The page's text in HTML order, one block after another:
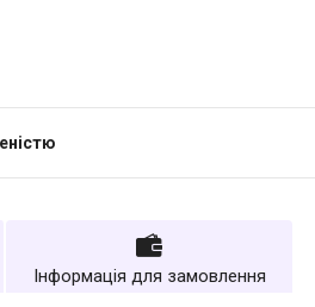
Інформація для замовлення